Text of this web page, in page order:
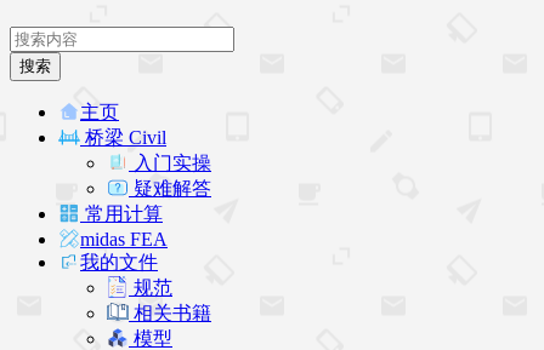
搜索
主页
桥梁 Civil
入门实操
疑难解答
常用计算
midas FEA
我的文件
规范
相关书籍
模型